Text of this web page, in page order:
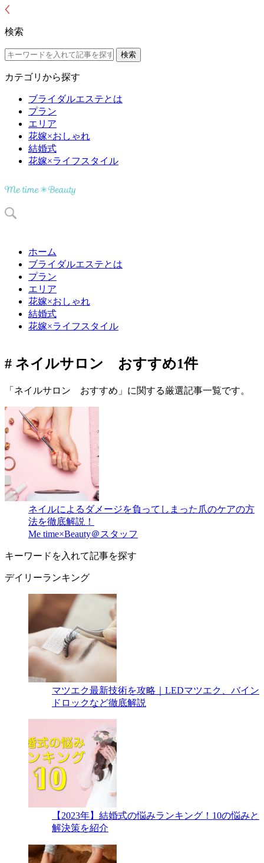
検索
カテゴリから探す
ブライダルエステとは
プラン
エリア
花嫁×おしゃれ
結婚式
花嫁×ライフスタイル
ホーム
ブライダルエステとは
プラン
エリア
花嫁×おしゃれ
結婚式
花嫁×ライフスタイル
# ネイルサロン おすすめ1件
「ネイルサロン おすすめ」に関する厳選記事一覧です。
ネイルによるダメージを負ってしまった爪のケアの方
法を徹底解説！
Me time×Beauty＠スタッフ
キーワードを入れて記事を探す
デイリーランキング
マツエク最新技術を攻略｜LEDマツエク、バイン
ドロックなど徹底解説
【2023年】結婚式の悩みランキング！10の悩みと
解決策を紹介